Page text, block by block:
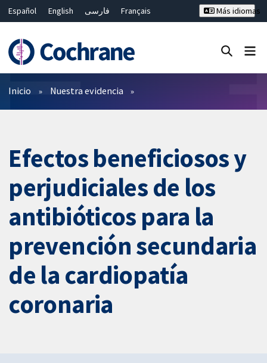
Español English فارسی
Français
Bahasa Malaysia
ไทย 繁體中文
Más idiomas
Filtros
Inicio Nuestra evidencia
Efectos beneficiosos y
perjudiciales de los
antibióticos para la
prevención secundaria
de la cardiopatía
coronaria